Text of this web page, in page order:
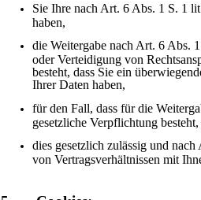
Sie Ihre nach Art. 6 Abs. 1 S. 1
haben,
die Weitergabe nach Art. 6 Abs.
oder Verteidigung von
besteht, dass Sie ein
Ihrer Daten haben,
für den Fall, dass für die
gesetzliche Verpflichtung
dies gesetzlich zulässig und
von Vertragsverhältnissen mit